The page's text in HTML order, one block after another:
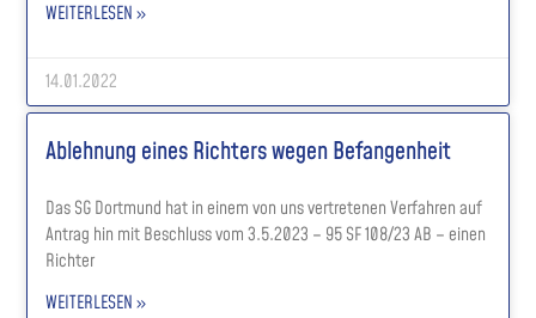
WEITERLESEN »
14.01.2022
Ablehnung eines Richters wegen Befangenheit
Das SG Dortmund hat in einem von uns vertretenen Verfahren auf
Antrag hin mit Beschluss vom 3.5.2023 – 95 SF 108/23 AB – einen
Richter
WEITERLESEN »